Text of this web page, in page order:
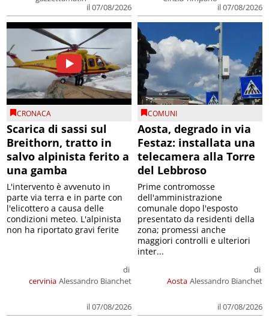
il 07/08/2026
il 07/08/2026
CRONACA
Scarica di sassi sul
Breithorn, tratto in
salvo alpinista ferito a
una gamba
cervinia
di
Alessandro Bianchet
il 07/08/2026
L'intervento è avvenuto in
parte via terra e in parte con
l'elicottero a causa delle
condizioni meteo. L'alpinista
non ha riportato gravi ferite
COMUNI
Aosta, degrado in via
Festaz: installata una
telecamera alla Torre
del Lebbroso
Aosta
di
Alessandro Bianchet
il 07/08/2026
Prime contromosse
dell'amministrazione
comunale dopo l'esposto
presentato da residenti della
zona; promessi anche
maggiori controlli e ulteriori
inter...